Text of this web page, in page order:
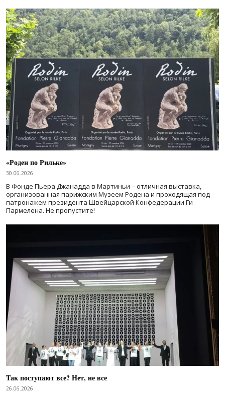
«Роден по Рильке»
30.06.2026
В Фонде Пьера Джанадда в Мартиньи – отличная выставка,
организованная парижским Музеем Родена и проходящая под
патронажем президента Швейцарской Конфедерации Ги
Пармелена. Не пропустите!
Так поступают все? Нет, не все
26.06.2026